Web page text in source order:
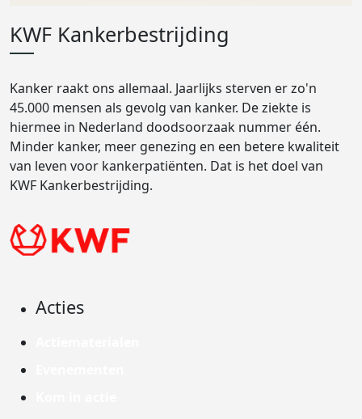
KWF Kankerbestrijding
Kanker raakt ons allemaal. Jaarlijks sterven er zo'n
45.000 mensen als gevolg van kanker. De ziekte is
hiermee in Nederland doodsoorzaak nummer één.
Minder kanker, meer genezing en een betere kwaliteit
van leven voor kankerpatiënten. Dat is het doel van
KWF Kankerbestrijding.
Acties